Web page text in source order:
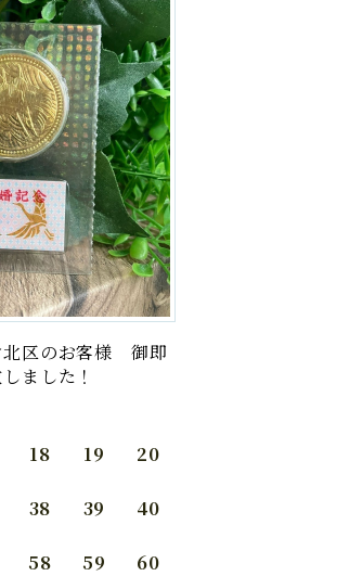
北区のお客様 御即
ました！
18 19 20
38 39 40
58 59 60